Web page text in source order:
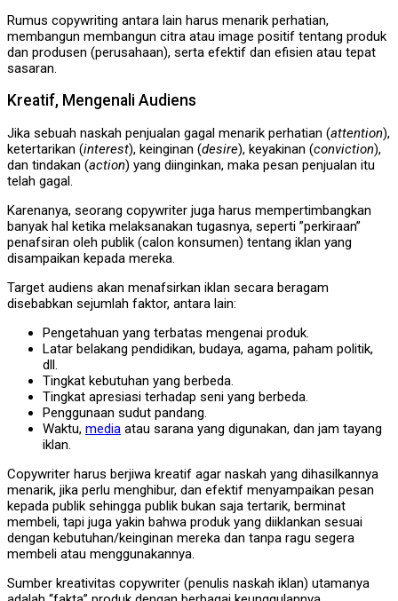
Rumus copywriting antara lain harus menarik perhatian,
membangun membangun citra atau image positif tentang produk
dan produsen (perusahaan), serta efektif dan efisien atau tepat
sasaran.
Kreatif, Mengenali Audiens
Jika sebuah naskah penjualan gagal menarik perhatian (attention),
ketertarikan (interest), keinginan (desire), keyakinan (conviction),
dan tindakan (action) yang diinginkan, maka pesan penjualan itu
telah gagal.
Karenanya, seorang copywriter juga harus mempertimbangkan
banyak hal ketika melaksanakan tugasnya, seperti ”perkiraan”
penafsiran oleh publik (calon konsumen) tentang iklan yang
disampaikan kepada mereka.
Target audiens akan menafsirkan iklan secara beragam
disebabkan sejumlah faktor, antara lain:
Pengetahuan yang terbatas mengenai produk.
Latar belakang pendidikan, budaya, agama, paham politik,
dll.
Tingkat kebutuhan yang berbeda.
Tingkat apresiasi terhadap seni yang berbeda.
Penggunaan sudut pandang.
Waktu, media atau sarana yang digunakan, dan jam tayang
iklan.
Copywriter harus berjiwa kreatif agar naskah yang dihasilkannya
menarik, jika perlu menghibur, dan efektif menyampaikan pesan
kepada publik sehingga publik bukan saja tertarik, berminat
membeli, tapi juga yakin bahwa produk yang diiklankan sesuai
dengan kebutuhan/keinginan mereka dan tanpa ragu segera
membeli atau menggunakannya.
Sumber kreativitas copywriter (penulis naskah iklan) utamanya